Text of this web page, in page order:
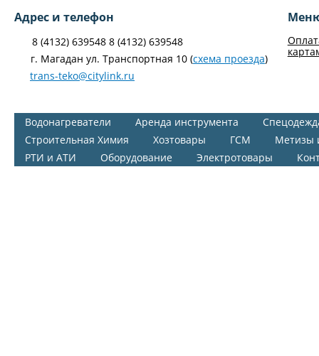
Адрес и телефон
8 (4132) 639548 8 (4132) 639548
г. Магадан ул. Транспортная 10 (схема проезда)
trans-teko@citylink.ru
Водонагреватели Аренда инструмента
Строительная Химия
Хозтовары ГСМ
Метизы
РТИ и АТИ
Оборудование Электротовары